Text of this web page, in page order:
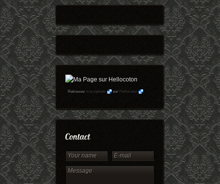
Retrouvezmaryophoto surHellocoton